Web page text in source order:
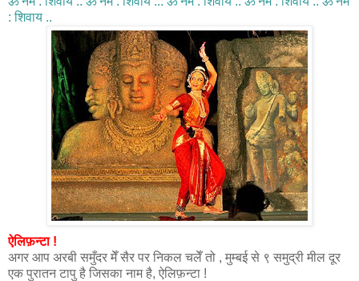
: शिवाय ..
ऐलिफ़न्टा !
अगर आप अरबी समुँदर मेँ सैर पर निकल चलेँ तो , मुम्बई से ९ समुद्री मील दूर
एक पुरातन टापु है जिसका नाम है, ऐलिफ़न्टा !